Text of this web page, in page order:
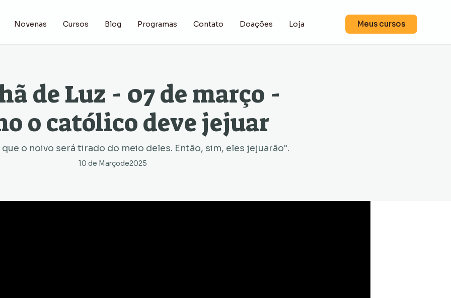
Novenas Cursos Blog Programas Contato Doações Loja Meus cursos
de Luz - 07 de março -
o católico deve jejuar
o noivo será tirado do meio deles. Então, sim, eles jejuarão".
10 de Marçode2025